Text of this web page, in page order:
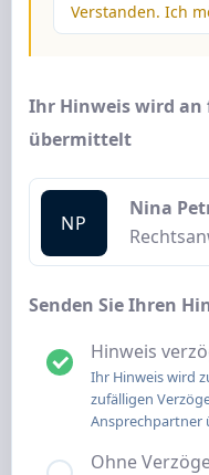
Verstanden. Ich
Ihr Hinweis wird an
übermittelt
NP
Nina
Senden Sie Ihren
Hinweis
Ihr Hinweis wird
zufälligen
Ansprechpartner
Ohne